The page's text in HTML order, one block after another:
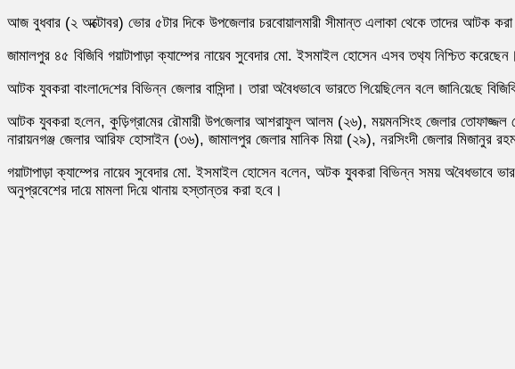
আজ বুধবার (২ অক্টোবর) ভোর ৫টার দিকে উপজেলার চরবোয়ালমারী সীমান্ত এলাকা থেকে তাদের আটক করা
জামালপুর ৪৫ বিজিবি গয়াটাপাড়া ক্যাম্পের নায়েব সুবেদার মো. ইসমাইল হোসেন এসব তথ‌্য নিশ্চিত করেছেন।
আটক যুবকরা বাংলা‌দে‌শের বি‌ভিন্ন জেলার বা‌সিন্দা। তারা অ‌বৈধভা‌বে ভারতে গি‌য়ে‌ছি‌লেন ব‌লে জা‌নি‌য়ে‌ছে
আটক যুবকরা হ‌লেন, কু‌ড়িগ্রা‌মের রৌমারী উপ‌জেলার আশরাফুল আলম (২৬), ময়মন‌সিংহ জেলার
নারায়নগঞ্জ জেলার আরিফ হোসাইন (৩৬), জামালপুর জেলার মানিক মিয়া (২৯), নর‌সিংদী জেলার মিজানুর
গয়াটাপাড়া ক্যাম্পের নায়েব সুবেদার মো. ইসমাইল হোসেন ব‌লেন, অটক যু্বকরা বি‌ভিন্ন সময় অ‌বৈধভাবে
অনুপ্রবেশের দা‌য়ে মামলা দি‌য়ে থানায় হস্তান্তর করা হ‌বে।